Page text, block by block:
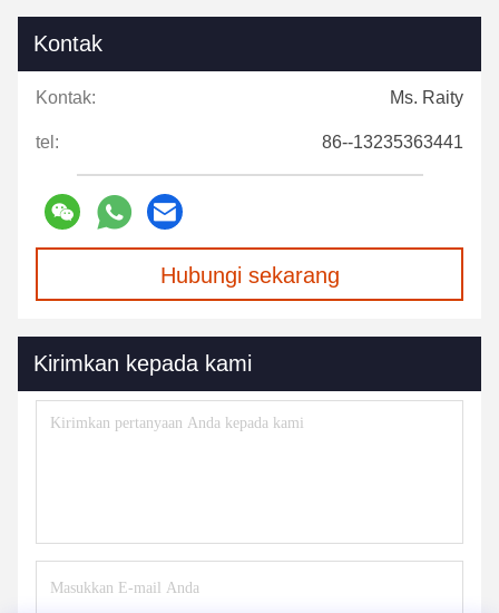
Kontak
Kontak: Ms. Raity
tel: 86--13235363441
Hubungi sekarang
Kirimkan kepada kami